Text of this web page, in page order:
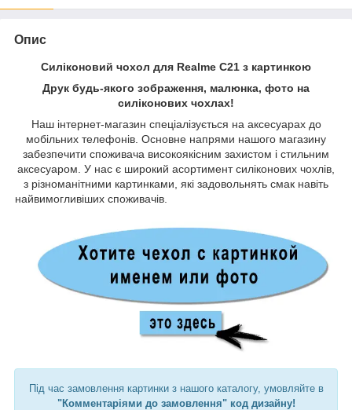
Опис
Силіконовий чохол для Realme C21 з картинкою
Друк будь-якого зображення, малюнка, фото на
силіконових чохлах!
Наш інтернет-магазин спеціалізується на аксесуарах до
мобільних телефонів. Основне напрями нашого магазину
забезпечити споживача високоякісним захистом і стильним
аксесуаром. У нас є широкий асортимент силіконових чохлів,
з різноманітними картинками, які задовольнять смак навіть
найвимогливіших споживачів.
Під час замовлення картинки з нашого каталогу, умовляйте в
"Комментаріями до замовлення" код дизайну!